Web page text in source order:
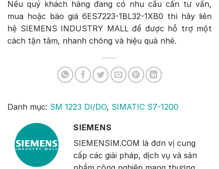
Nếu quý khách hàng đang có nhu cầu cần tư vấn,
mua hoặc báo giá 6ES7223-1BL32-1XB0 thì hãy liên
hệ SIEMENS INDUSTRY MALL để được hỗ trợ một
cách tận tâm, nhanh chóng và hiệu quả nhé.
Danh mục: SM 1223 DI/DO, SIMATIC S7-1200
SIEMENS
SIEMENSIM.COM là đơn vị cung
cấp các giải pháp, dịch vụ và sản